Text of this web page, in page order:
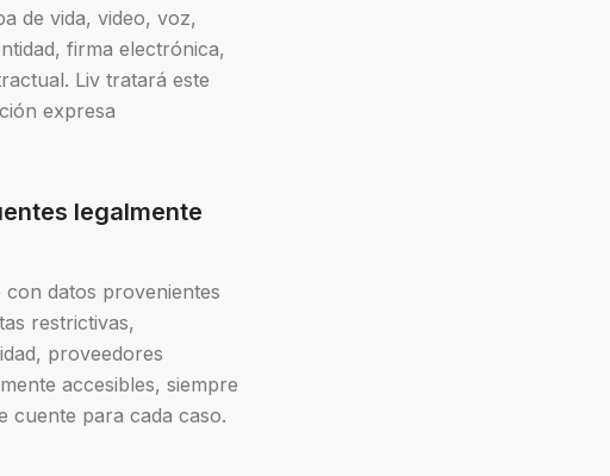
de vida, video, voz,
firma electrónica,
Liv tratará este
expresa
legalmente
datos provenientes
restrictivas,
proveedores
accesibles, siempre
cuente para cada caso.